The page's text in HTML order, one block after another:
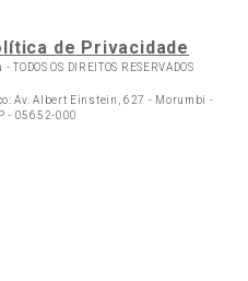
de Privacidade
-TODOS OS DIREITOS RESERVADOS
Av. Albert Einstein, 627 - Morumbi -
- 05652-000